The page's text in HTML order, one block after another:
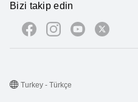
Bizi takip edin
Turkey - Türkçe